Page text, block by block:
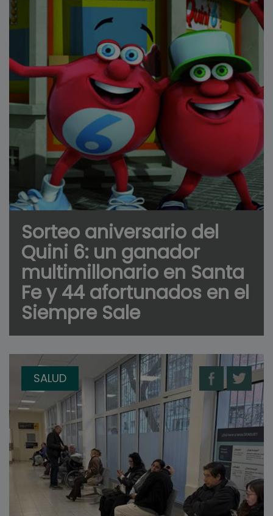
Sorteo aniversario del
Quini 6: un ganador
multimillonario en Santa
Fe y 44 afortunados en el
Siempre Sale
SALUD